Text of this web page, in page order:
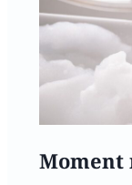
Moment